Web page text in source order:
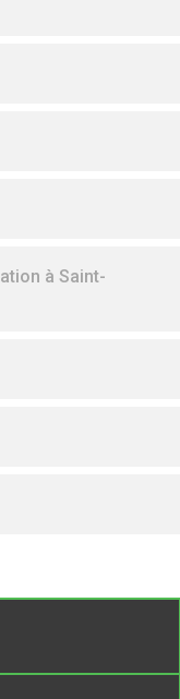
à Saint-